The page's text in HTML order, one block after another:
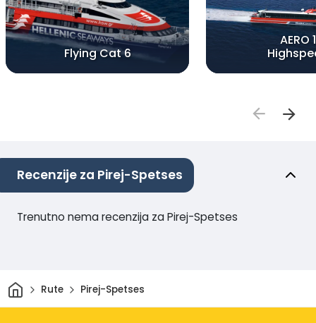
Flying Cat 6
AERO 1
Recenzije za Pirej-Spetses
Trenutno nema recenzija za Pirej-Spetses
DomRute Pirej-Spetses